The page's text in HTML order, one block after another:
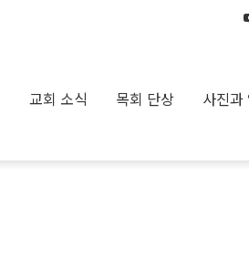
교회 소식 목회 단상 사진과